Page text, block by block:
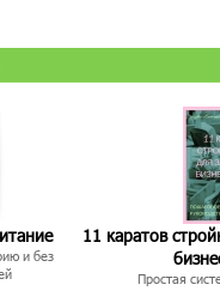
и без
11 каратов
Простая